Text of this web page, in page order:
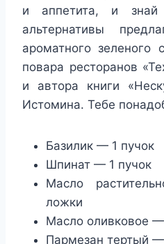
и аппетита, и
альтернативы
ароматного
повара ресторанов
и автора книги
Истомина. Тебе
Базилик — 1 пучок
Шпинат — 1 пучок
Масло
ложки
Масло оливковое
Пармезан тертый